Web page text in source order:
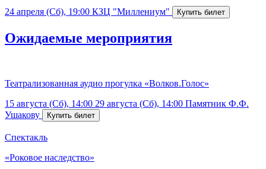
24 апреля (Сб), 19:00 КЗЦ "Миллениум"
Ожидаемые мероприятия
Театрализованная аудио прогулка «Волков.Голос»
15 августа (Сб), 14:00 29 августа (Сб), 14:00 Памятник Ф.Ф.
Ушакову
Спектакль
«Роковое наследство»